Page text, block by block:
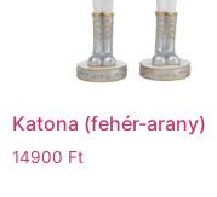
Katona (fehér-arany)
14900 Ft